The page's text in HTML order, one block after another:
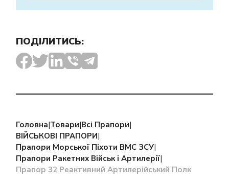
ПОДІЛИТИСЬ:
Головна|Товари|Всі Прапори|
ВІЙСЬКОВІ ПРАПОРИ|
Прапори Морської Піхоти ВМС ЗСУ|
Прапори Ракетних Військ і Артилерії|
Прапор 32 Реактивний Артилерійський Полк